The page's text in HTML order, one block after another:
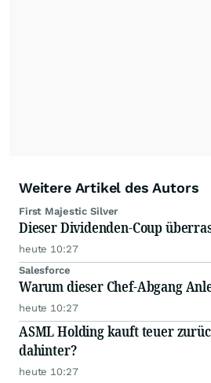
Weitere Artikel des Autors
First Majestic Silver
Dieser Dividenden-Coup
heute 10:27
Salesforce
Warum dieser Chef-Abgang
heute 10:27
ASML Holding kauft teuer
dahinter?
heute 10:27